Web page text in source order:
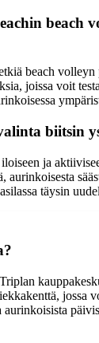
beach
beach volleyn
joissa voit
biitsin
ja
täysin
jossa
aurinkoisista